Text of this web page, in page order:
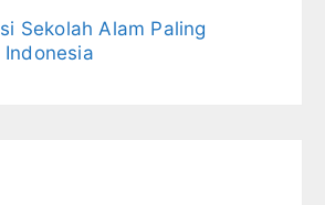
Sekolah Alam Paling
Indonesia